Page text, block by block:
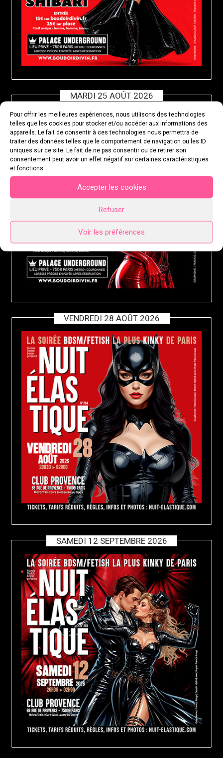
Pour offrir les meilleures expériences, nous utilisons des technologies
telles que les cookies pour stocker et/ou accéder aux informations des
appareils. Le fait de consentir à ces technologies nous permettra de
traiter des données telles que le comportement de navigation ou les ID
uniques sur ce site. Le fait de ne pas consentir ou de retirer son
consentement peut avoir un effet négatif sur certaines caractéristiques
et fonctions.
Accepter les cookies
Refuser
Voir les préférences
MARDI 25 AOÛT 2026
VENDREDI 28 AOÛT 2026
SAMEDI 12 SEPTEMBRE 2026